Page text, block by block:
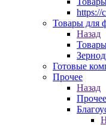
https://
Товары для
Назад
Готовые
Прочее
Назад
Прочее